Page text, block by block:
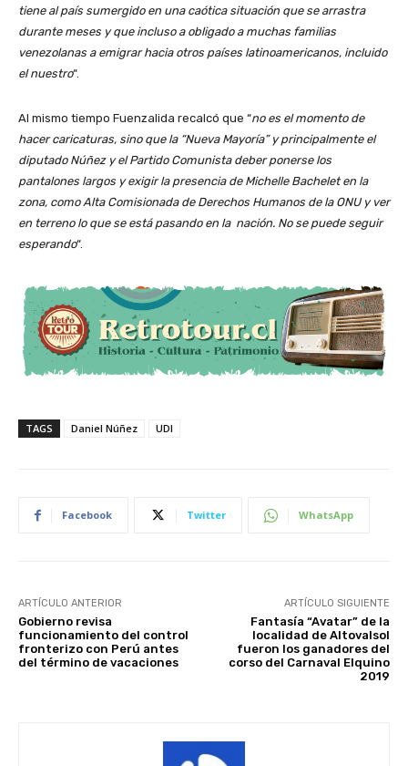
tiene al país sumergido en una caótica situación que se arrastra
durante meses y que incluso a obligado a muchas familias
venezolanas a emigrar hacia otros países latinoamericanos, incluido
el nuestro“.
Al mismo tiempo Fuenzalida recalcó que “no es el momento de
hacer caricaturas, sino que la “Nueva Mayoría” y principalmente el
diputado Núñez y el Partido Comunista deber ponerse los
pantalones largos y exigir la presencia de Michelle Bachelet en la
zona, como Alta Comisionada de Derechos Humanos de la ONU y ver
en terreno lo que se está pasando en la nación. No se puede seguir
esperando“.
TAGS Daniel Núñez UDI
Facebook Twitter WhatsApp
ARTÍCULO ANTERIOR
Gobierno revisa
funcionamiento del control
fronterizo con Perú antes
del término de vacaciones
ARTÍCULO SIGUIENTE
Fantasía “Avatar” de la
localidad de Altovalsol
fueron los ganadores del
corso del Carnaval Elquino
2019